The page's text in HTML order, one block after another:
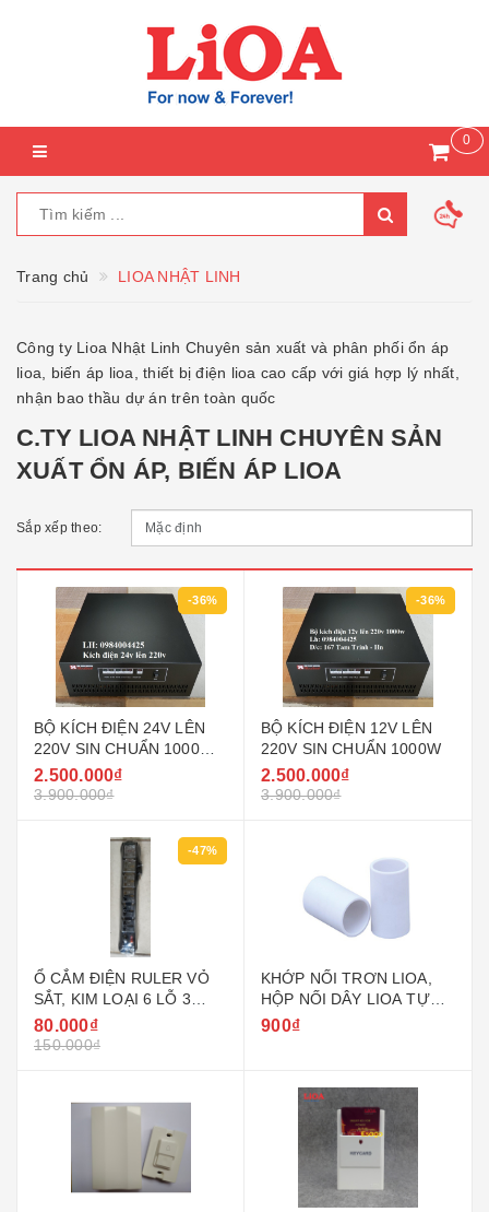
0
Trang chủ LIOA NHẬT LINH
Công ty Lioa Nhật Linh Chuyên sản xuất và phân phối ổn áp
lioa, biến áp lioa, thiết bị điện lioa cao cấp với giá hợp lý nhất,
nhận bao thầu dự án trên toàn quốc
C.TY LIOA NHẬT LINH CHUYÊN SẢN
XUẤT ỔN ÁP, BIẾN ÁP LIOA
Sắp xếp theo:
-36%
BỘ KÍCH ĐIỆN 24V LÊN
220V SIN CHUẨN 1000W
CHO OTO ( Ô TÔ )
2.500.000₫
3.900.000₫
-36%
BỘ KÍCH ĐIỆN 12V LÊN
220V SIN CHUẨN 1000W
2.500.000₫
3.900.000₫
-47%
Ổ CẮM ĐIỆN RULER VỎ
SẮT, KIM LOẠI 6 LỖ 3
CHẤU DÂY 3M
80.000₫
150.000₫
KHỚP NỐI TRƠN LIOA,
HỘP NỐI DÂY LIOA TỰ
CHỐNG CHÁY
900₫